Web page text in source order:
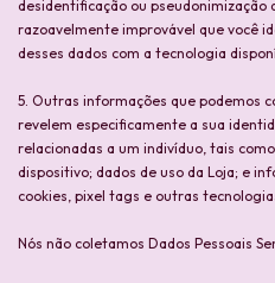
desidentificação ou pseudonimização
razoavelmente improvável que você
desses dados com a tecnologia
5. Outras informações que podemos
revelem especificamente a sua
relacionadas a um indivíduo, tais
dispositivo; dados de uso da Loja; e
cookies, pixel tags e outras
Nós não coletamos Dados Pessoais